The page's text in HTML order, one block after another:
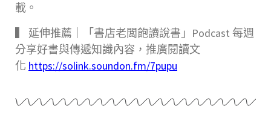
載。
▍ 延伸推薦｜「書店老闆飽讀說書」Podcast 每週
分享好書與傳遞知識內容，推廣閱讀文
化 https://solink.soundon.fm/7pupu